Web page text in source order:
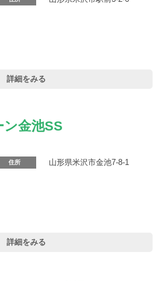
詳細をみる
金池SS
住所 山形県米沢市金池7-8-1
詳細をみる